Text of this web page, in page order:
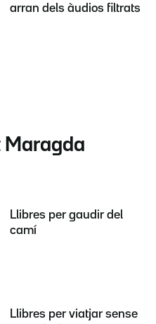
arran dels àudios filtrats
Maragda
Llibres per gaudir del
camí
Llibres per viatjar sense